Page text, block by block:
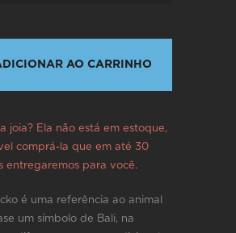
AO CARRINHO
joia? Ela não está em estoque,
comprá-la que em até 30
entregaremos para você.
é uma referência ao animal
um símbolo de Bali, na